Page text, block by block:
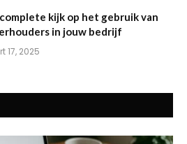
kijk op het gebruik van
in jouw bedrijf
17, 2025